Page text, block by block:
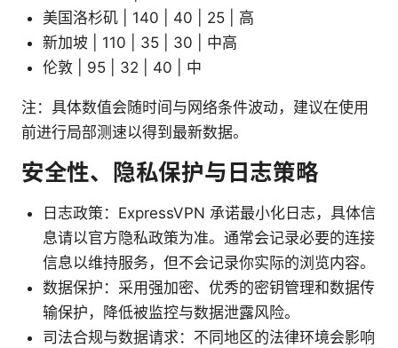
美国洛杉矶 | 140 | 40 | 25 | 高
新加坡 | 110 | 35 | 30 | 中高
伦敦 | 95 | 32 | 40 | 中
注：具体数值会随时间与网络条件波动，建议在使用
前进行局部测速以得到最新数据。
安全性、隐私保护与日志策略
日志政策：ExpressVPN 承诺最小化日志，具体信
息请以官方隐私政策为准。通常会记录必要的连接
信息以维持服务，但不会记录你实际的浏览内容。
数据保护：采用强加密、优秀的密钥管理和数据传
输保护，降低被监控与数据泄露风险。
司法合规与数据请求：不同地区的法律环境会影响